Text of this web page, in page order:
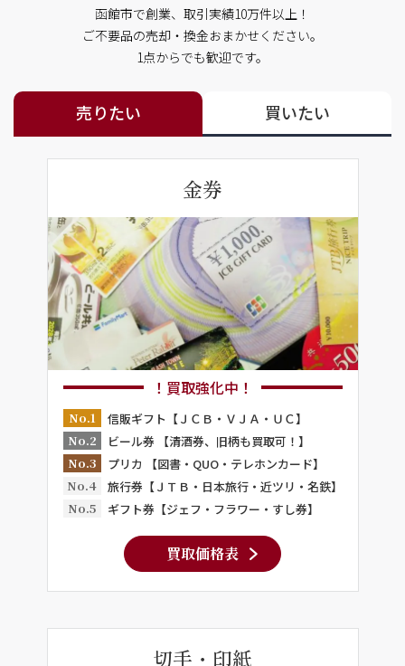
函館市で創業、取引実績10万件以上！
ご不要品の売却・換金おまかせください。
1点からでも歓迎です。
売りたい 買いたい
金券
！買取強化中！
No.1
信販ギフト【ＪＣＢ・ＶＪＡ・ＵＣ】
No.2
ビール券 【清酒券、旧柄も買取可！】
No.3
プリカ 【図書・QUO・テレホンカード】
No.4
旅行券【ＪＴＢ・日本旅行・近ツリ・名鉄】
No.5
ギフト券【ジェフ・フラワー・すし券】
買取価格表
切手・印紙